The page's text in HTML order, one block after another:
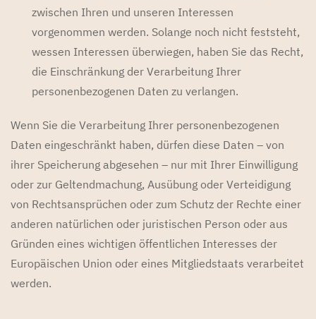
zwischen Ihren und unseren Interessen
vorgenommen werden. Solange noch nicht feststeht,
wessen Interessen überwiegen, haben Sie das Recht,
die Einschränkung der Verarbeitung Ihrer
personenbezogenen Daten zu verlangen.
Wenn Sie die Verarbeitung Ihrer personenbezogenen
Daten eingeschränkt haben, dürfen diese Daten – von
ihrer Speicherung abgesehen – nur mit Ihrer Einwilligung
oder zur Geltendmachung, Ausübung oder Verteidigung
von Rechtsansprüchen oder zum Schutz der Rechte einer
anderen natürlichen oder juristischen Person oder aus
Gründen eines wichtigen öffentlichen Interesses der
Europäischen Union oder eines Mitgliedstaats verarbeitet
werden.